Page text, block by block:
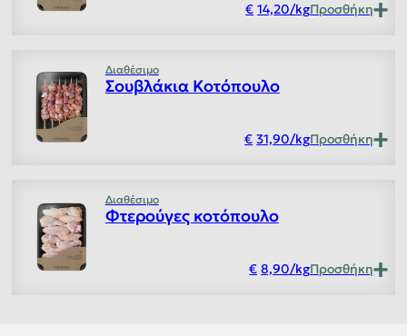
14,20/kgΠροσθήκη
Διαθέσιμο
Σουβλάκια Κοτόπουλο
31,90/kgΠροσθήκη
Διαθέσιμο
Φτερούγες κοτόπουλο
8,90/kgΠροσθήκη